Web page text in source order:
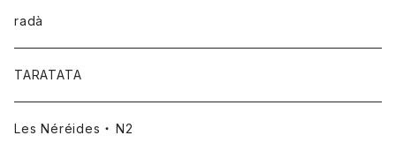
radà
TARATATA
Les Néréides ・ N2